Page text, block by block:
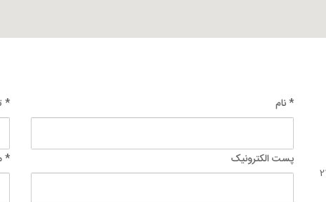
* نام *
پست الکترونیک *